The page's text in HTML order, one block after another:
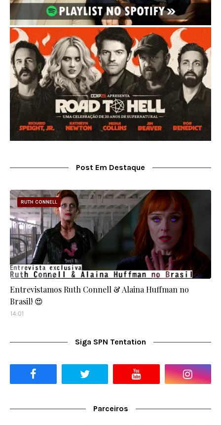
Post Em Destaque
RUTH CONNELL
Entrevistamos Ruth Connell & Alaina Huffman no
Brasil! 😍
14:01
Siga SPN Tentation
Parceiros